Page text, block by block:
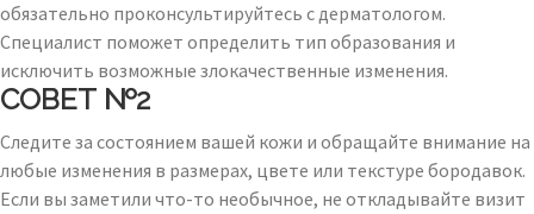
обязательно проконсультируйтесь с дерматологом.
Специалист поможет определить тип образования и
исключить возможные злокачественные изменения.
СОВЕТ №2
Следите за состоянием вашей кожи и обращайте внимание на
любые изменения в размерах, цвете или текстуре бородавок.
Если вы заметили что-то необычное, не откладывайте визит